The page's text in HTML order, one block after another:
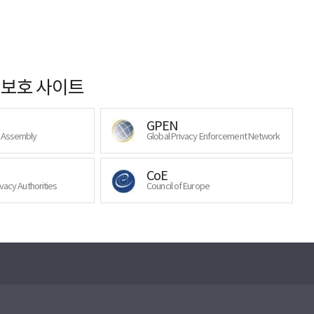
호 사이트
GPEN
Global Privacy Enforcement Network
Authorities
CoE
Council of Europe